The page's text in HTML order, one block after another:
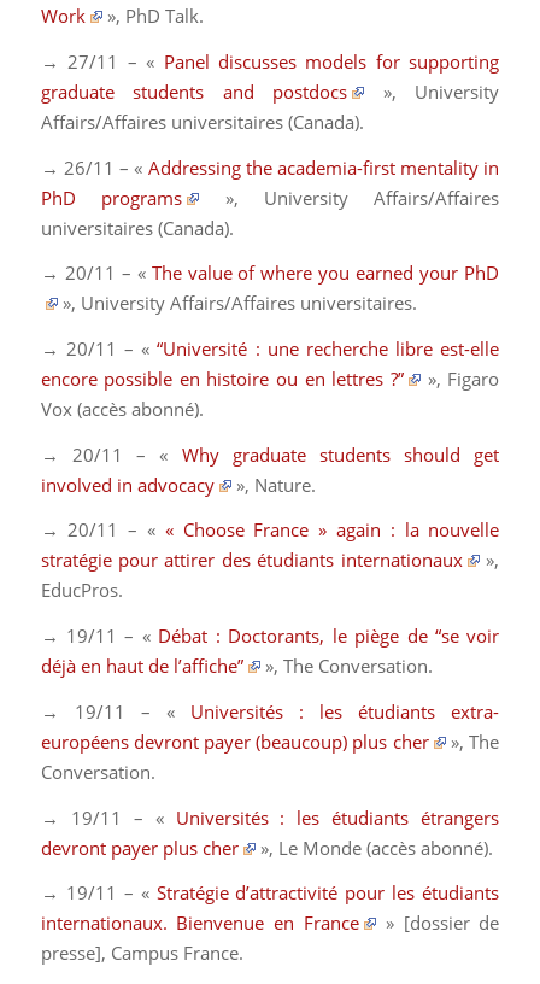
Work
», PhD Talk.
→ 27/11 – « Panel discusses models for supporting
graduate students and postdocs
», University
Affairs/Affaires universitaires (Canada).
→ 26/11 – « Addressing the academia-first mentality in
PhD programs
», University Affairs/Affaires
universitaires (Canada).
→ 20/11 – « The value of where you earned your PhD
», University Affairs/Affaires universitaires.
→ 20/11 – «“Université : une recherche libre est-elle
encore possible en histoire ou en lettres ?”
», Figaro
Vox (accès abonné).
→ 20/11 – « Why graduate students should get
involved in advocacy
», Nature.
→ 20/11 – « « Choose France » again : la nouvelle
stratégie pour attirer des étudiants internationaux
»,
EducPros.
→ 19/11 – « Débat : Doctorants, le piège de “se voir
déjà en haut de l’affiche”
»,The Conversation.
→ 19/11 – « Universités : les étudiants extra-
européens devront payer (beaucoup) plus cher
»,The
Conversation.
→ 19/11 – « Universités : les étudiants étrangers
devront payer plus cher
», Le Monde(accès abonné).
→ 19/11 – « Stratégie d’attractivité pour les étudiants
internationaux. Bienvenue en France
» [dossier de
presse], Campus France.